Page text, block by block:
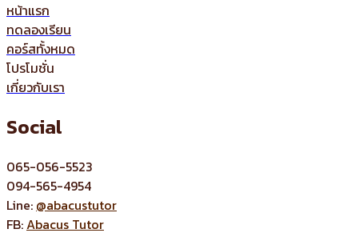
หน้าแรก
ทดลองเรียน
คอร์สทั้งหมด
โปรโมชั่น
เกี่ยวกับเรา
Social
065-056-5523
094-565-4954
Line: @abacustutor
FB:Abacus Tutor